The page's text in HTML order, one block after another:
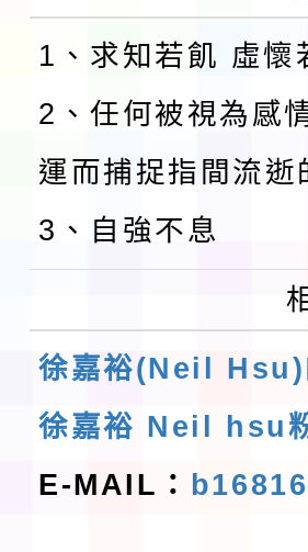
1、求知若飢 虛懷
2、任何被視為感
運而捕捉指間流逝
3、自強不息
徐嘉裕(Neil Hsu)
徐嘉裕 Neil hsu
E-MAIL：